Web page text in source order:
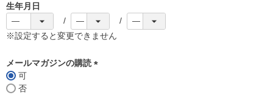
)
生年月日
※設定すると変更できません
メールマガジンの購読
可
否